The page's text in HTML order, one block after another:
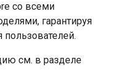
со всеми
гарантируя
пользователей.
см. в разделе